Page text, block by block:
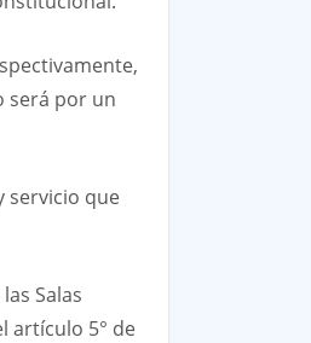
será por un
servicio que
Salas
artículo 5° de